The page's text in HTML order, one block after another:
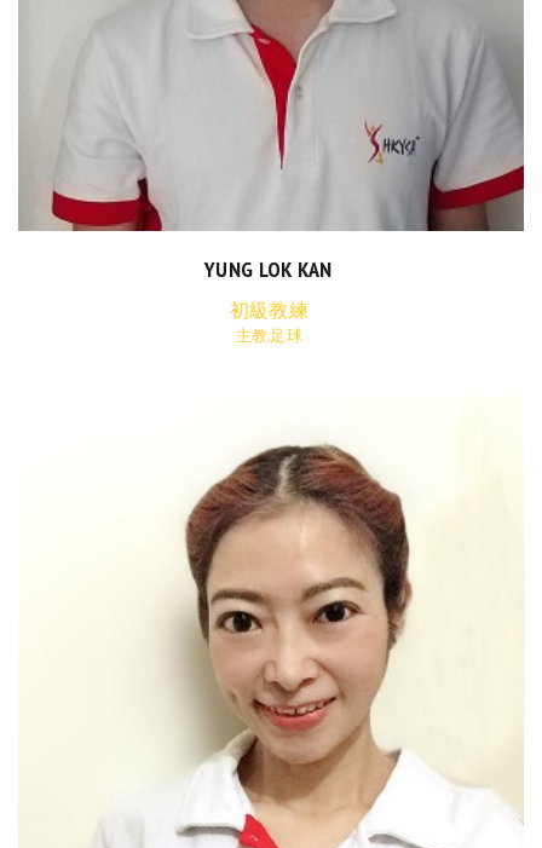
YUNG LOK KAN
初級教練
主教:足球